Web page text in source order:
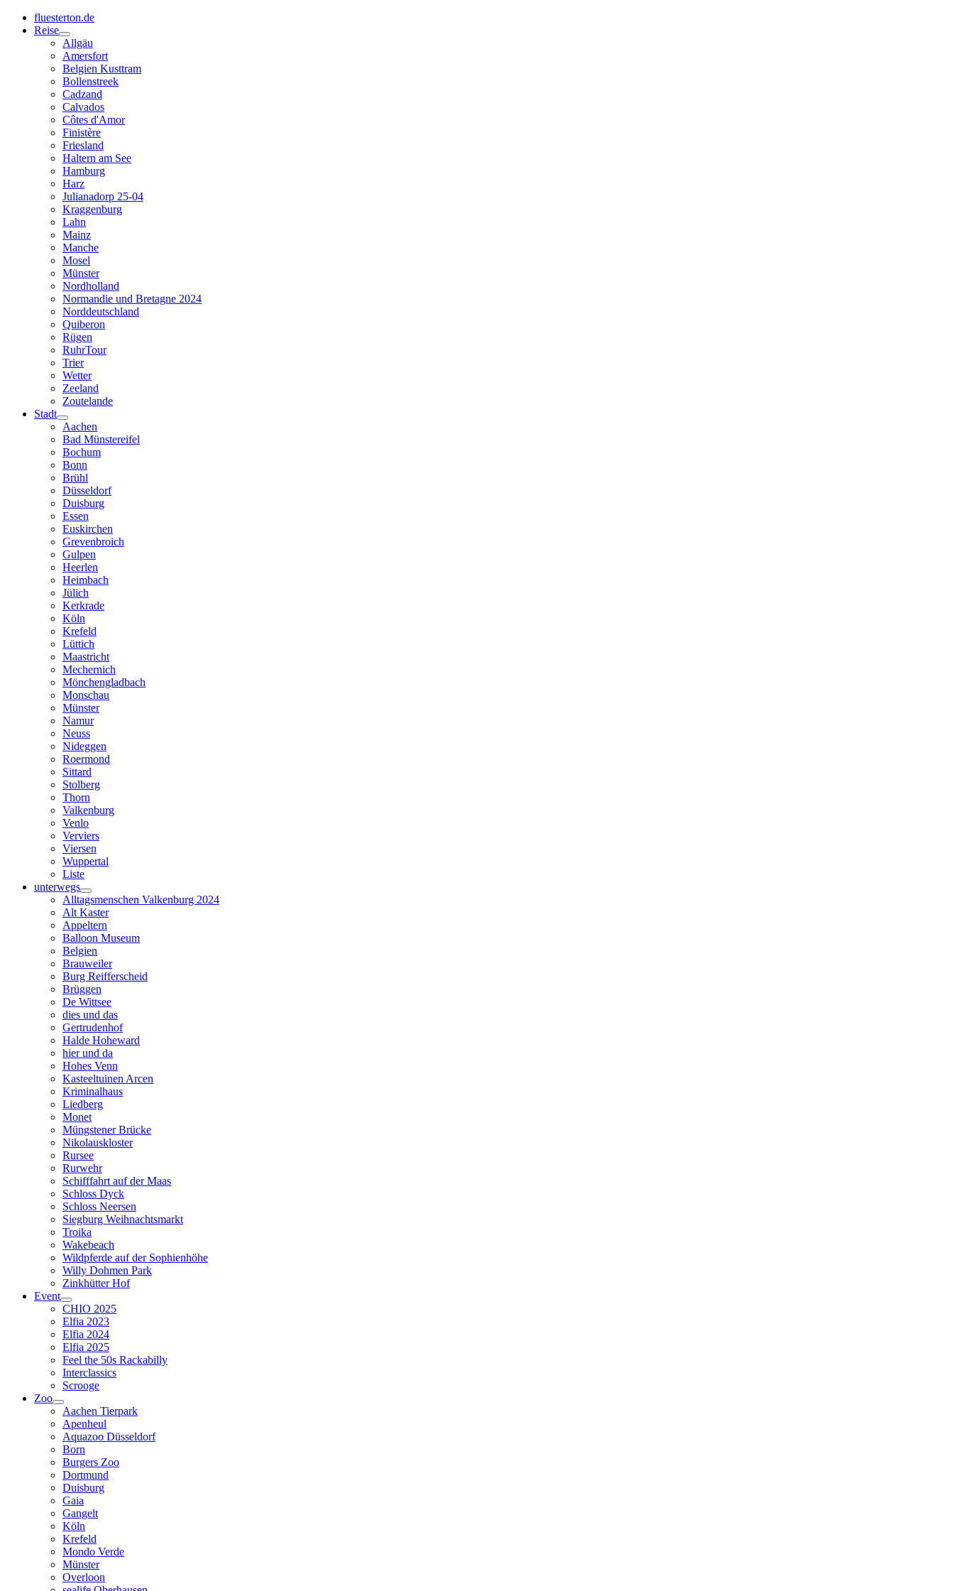
fluesterton.de
Reise
Allgäu
Amersfort
Belgien Kusttram
Bollenstreek
Cadzand
Calvados
Côtes d'Amor
Finistère
Friesland
Haltern am See
Hamburg
Harz
Julianadorp 25-04
Kraggenburg
Lahn
Mainz
Manche
Mosel
Münster
Nordholland
Normandie und Bretagne 2024
Norddeutschland
Quiberon
Rügen
RuhrTour
Trier
Wetter
Zeeland
Zoutelande
Stadt
Aachen
Bad Münstereifel
Bochum
Bonn
Brühl
Düsseldorf
Duisburg
Essen
Euskirchen
Grevenbroich
Gulpen
Heerlen
Heimbach
Jülich
Kerkrade
Köln
Krefeld
Lüttich
Maastricht
Mechernich
Mönchengladbach
Monschau
Münster
Namur
Neuss
Nideggen
Roermond
Sittard
Stolberg
Thorn
Valkenburg
Venlo
Verviers
Viersen
Wuppertal
Liste
unterwegs
Alltagsmenschen Valkenburg 2024
Alt Kaster
Appeltern
Balloon Museum
Belgien
Brauweiler
Burg Reifferscheid
Brüggen
De Wittsee
dies und das
Gertrudenhof
Halde Hoheward
hier und da
Hohes Venn
Kasteeltuinen Arcen
Kriminalhaus
Liedberg
Monet
Müngstener Brücke
Nikolauskloster
Rursee
Rurwehr
Schifffahrt auf der Maas
Schloss Dyck
Schloss Neersen
Siegburg Weihnachtsmarkt
Troika
Wakebeach
Wildpferde auf der Sophienhöhe
Willy Dohmen Park
Zinkhütter Hof
Event
CHIO 2025
Elfia 2023
Elfia 2024
Elfia 2025
Feel the 50s Rackabilly
Interclassics
Scrooge
Zoo
Aachen Tierpark
Apenheul
Aquazoo Düsseldorf
Born
Burgers Zoo
Dortmund
Duisburg
Gaia
Gangelt
Köln
Krefeld
Mondo Verde
Münster
Overloon